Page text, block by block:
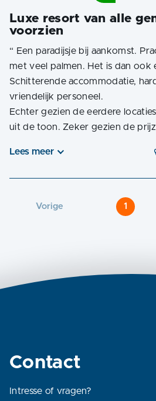
Luxe resort van alle
voorzien
“ Een paradijsje bij aankomst.
met veel palmen. Het is dan ook
Schitterende accommodatie,
vriendelijk personeel.
Echter gezien de eerdere
uit de toon. Zeker gezien de
Lees meer
Vorige 1
Contact
Intresse of vragen?